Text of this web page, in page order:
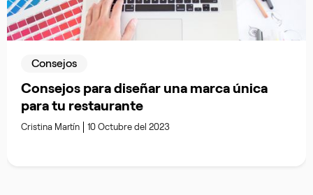
Consejos
Consejos para diseñar una marca única
para tu restaurante
Cristina Martín 10 Octubre del 2023